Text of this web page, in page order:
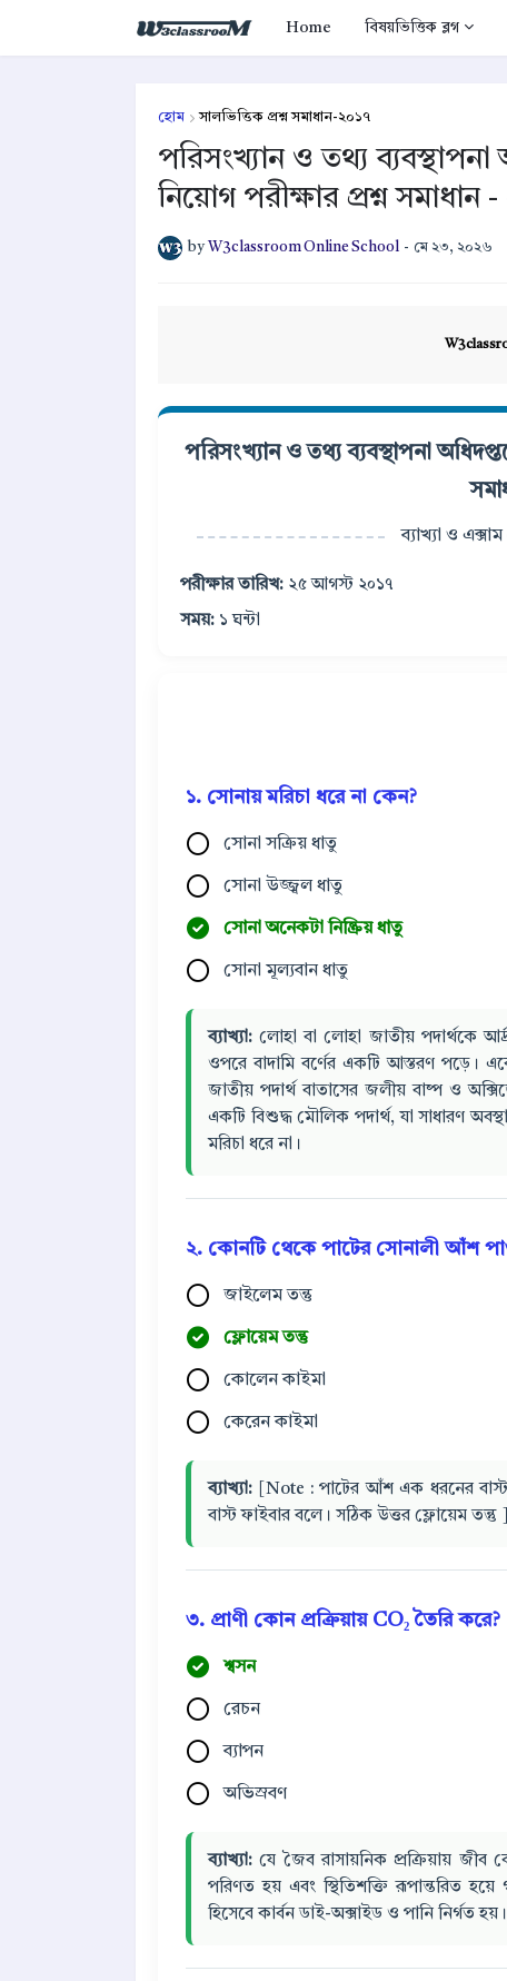
Home বিষয়ভিত্তিক ব্লগ
হোম সালভিত্তিক প্রশ্ন সমাধান-২০১৭
পরিসংখ্যান ও তথ্য ব্যবস্থাপনা
নিয়োগ পরীক্ষার প্রশ্ন সমাধান
by W3classroom Online School - মে ২৩, ২০২৬
পরিসংখ্যান ও তথ্য ব্যবস্থাপনা
ব্যাখ্যা ও
পরীক্ষার তারিখ: ২৫ আগস্ট ২০১৭
সময়: ১ ঘন্টা
১. সোনায় মরিচা ধরে না কেন?
সোনা সক্রিয় ধাতু
সোনা উজ্জ্বল ধাতু
সোনা অনেকটা নিষ্ক্রিয় ধাতু
সোনা মূল্যবান ধাতু
ব্যাখ্যা: লোহা বা লোহা জাতীয় পদার্থকে
ওপরে বাদামি বর্ণের একটি আস্তরণ পড়ে।
জাতীয় পদার্থ বাতাসের জলীয় বাষ্প ও
একটি বিশুদ্ধ মৌলিক পদার্থ, যা সাধারণ
মরিচা ধরে না।
২. কোনটি থেকে পাটের সোনালী আঁশ
জাইলেম তন্তু
ফ্লোয়েম তন্তু
কোলেন কাইমা
কেরেন কাইমা
ব্যাখ্যা: [Note : পাটের আঁশ এক ধরনের বাস্ট
বাস্ট ফাইবার বলে। সঠিক উত্তর ফ্লোয়েম তন্তু ]
৩. প্রাণী কোন প্রক্রিয়ায় CO₂ তৈরি করে?
শ্বসন
রেচন
ব্যাপন
অভিস্রবণ
ব্যাখ্যা: যে জৈব রাসায়নিক প্রক্রিয়ায়
পরিণত হয় এবং স্থিতিশক্তি রূপান্তরিত
হিসেবে কার্বন ডাই-অক্সাইড ও পানি নির্গত হয়।